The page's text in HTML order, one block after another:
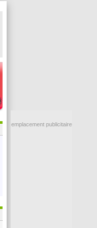
emplacement publicitaire